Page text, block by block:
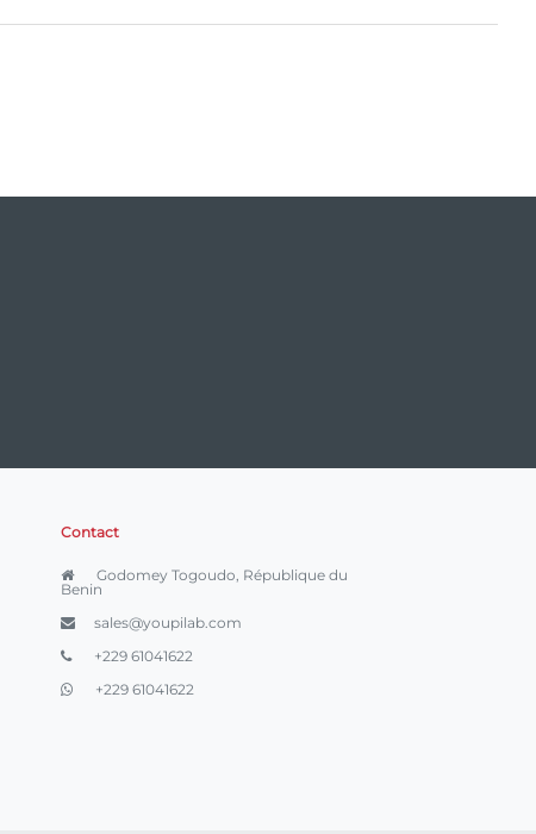
Contact
Godomey Togoudo, République du
Benin
sales@youpilab.com
+229 61041622
+229 61041622